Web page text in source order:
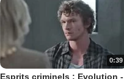
0:39
Esprits criminels : Evolution -